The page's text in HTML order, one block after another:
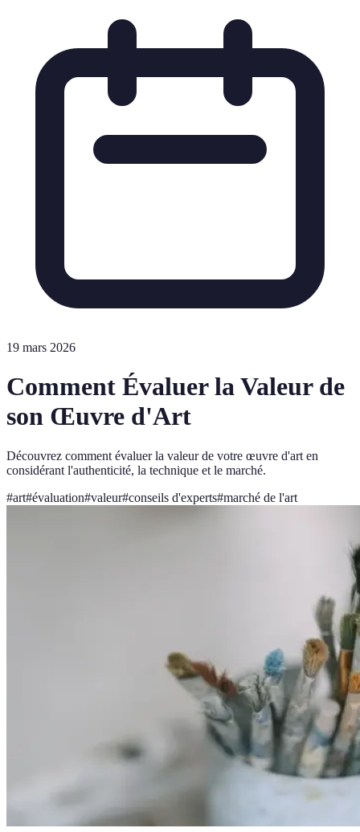
19 mars 2026
Comment Évaluer la Valeur de
son Œuvre d'Art
Découvrez comment évaluer la valeur de votre œuvre d'art en
considérant l'authenticité, la technique et le marché.
#art#évaluation#valeur#conseils d'experts#marché de l'art